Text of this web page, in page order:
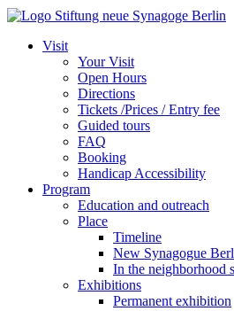
Visit
Your Visit
Open Hours
Directions
Tickets /Prices / Entry fee
Guided tours
FAQ
Booking
Handicap Accessibility
Program
Education and outreach
Place
Timeline
New Synagogue
In the neighborhood
Exhibitions
Permanent exhibition